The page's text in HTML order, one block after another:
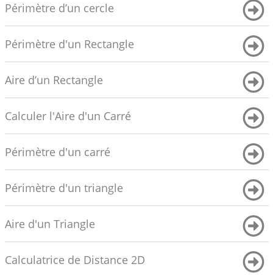
Périmètre d’un cercle
Périmètre d'un Rectangle
Aire d’un Rectangle
Calculer l'Aire d'un Carré
Périmètre d'un carré
Périmètre d'un triangle
Aire d'un Triangle
Calculatrice de Distance 2D